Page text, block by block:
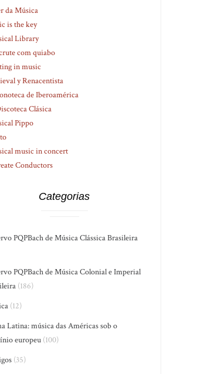
da Música
is the key
Library
com quiabo
in music
y Renacentista
de Iberoamérica
Clásica
Pippo
music in concert
Conductors
Categorias
PQPBach de Música Clássica Brasileira
PQPBach de Música Colonial e Imperial
(186)
(12)
Latina: música das Américas sob o
europeu (100)
(35)